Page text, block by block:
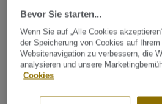
Tarkett Zubehör Komplettsortiment
Schweißschnur für
- Multicolour
0173
Bevor Sie starten...
Wenn Sie auf „Alle Cookies
der Speicherung von Cookies auf
Websitenavigation zu verbessern, die
analysieren und unsere
Cookies